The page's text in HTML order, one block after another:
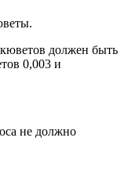
должен быть
0,003 и
не должно